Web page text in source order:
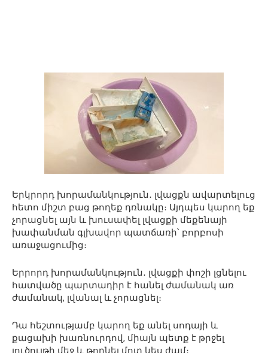
Երկրորդ խորամանկություն․ լվացքն ավարտելուց
հետո միշտ բաց թողեք դռնակը։ Այդպես կարող եք
չորացնել այն և խուսափել լվացքի մեքենայի
խափանման գլխավոր պատճառի՝ բորբոսի
առաջացումից։
Երրորդ խորամանկություն․ լվացքի փոշի լցնելու
հատվածը պարտադիր է հանել ժամանակ առ
ժամանակ, լվանալ և չորացնել։
Դա հեշտությամբ կարող եք անել սոդայի և
քացախի խառնուրդով, միայն պետք է թրջել
լուծույթի մեջ և թողնել մոտ կես ժամ։